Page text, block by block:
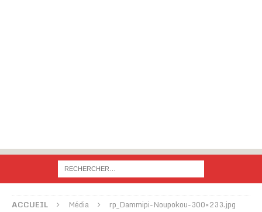
ACCUEIL Média rp_Dammipi-Noupokou-300×233.jpg